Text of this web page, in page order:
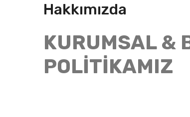
Hakkımızda
KURUMSAL &
POLİTİKAMIZ